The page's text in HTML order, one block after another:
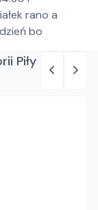
rano a
bo
Piły